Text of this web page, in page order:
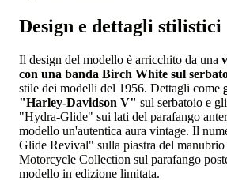
Design e dettagli stilistici
Il design del modello è arricchito da una
con una banda Birch White sul
stile dei modelli del 1956. Dettagli come
"Harley-Davidson V" sul serbatoio e
"Hydra-Glide" sui lati del parafango
modello un'autentica aura vintage. Il
Glide Revival" sulla piastra del
Motorcycle Collection sul parafango
modello in edizione limitata.